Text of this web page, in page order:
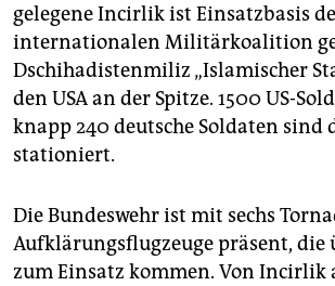
gelegene Incirlik ist Einsatzbasis
internationalen Militärkoalition
Dschihadistenmiliz „Islamischer
den USA an der Spitze. 1500 US-
knapp 240 deutsche Soldaten sind
stationiert.
Die Bundeswehr ist mit sechs
Aufklärungsflugzeuge präsent, die
zum Einsatz kommen. Von Incirlik